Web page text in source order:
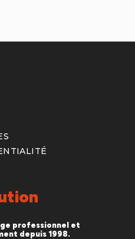
professionnel et
depuis 1998.